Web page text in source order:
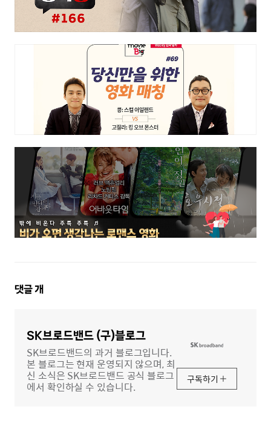
댓
댓글개
SK브로드밴드 (구)블로그
SK브로드밴드의 과거 블로그입니다.
본 블로그는 현재 운영되지 않으며, 최
신 소식은 SK브로드밴드 공식 블로그
에서 확인하실 수 있습니다.
구독하기